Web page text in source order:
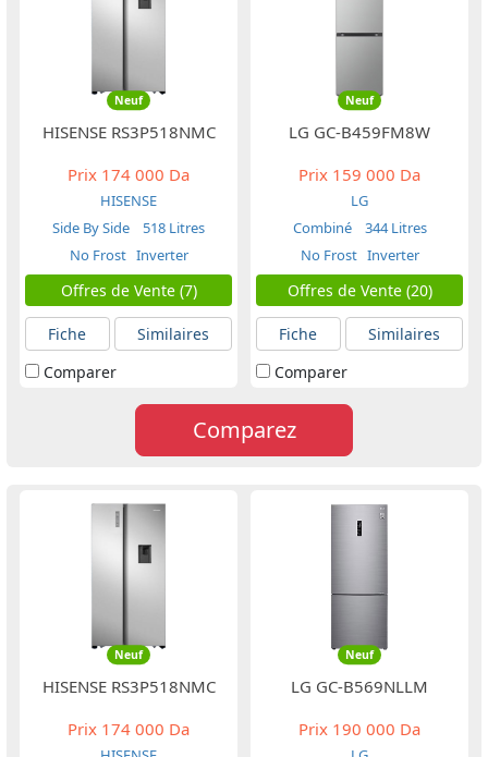
Neuf
HISENSE RS3P518NMC
Prix 174 000 Da
HISENSE
Side By Side
518 Litres
No Frost Inverter
Offres de Vente (7)
Fiche
Similaires
Comparer
Neuf
LG GC-B459FM8W
Prix 159 000 Da
LG
Combiné
344 Litres
No Frost Inverter
Offres de Vente (20)
Fiche
Similaires
Comparer
Comparez
Neuf
HISENSE RS3P518NMC
Prix 174 000 Da
Neuf
LG GC-B569NLLM
Prix 190 000 Da